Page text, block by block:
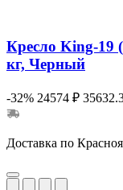
Кресло King-19
кг, Черный
-32% 24574 ₽
Доставка по